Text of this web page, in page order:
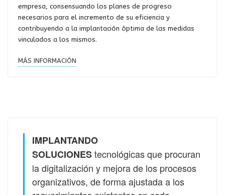
empresa, consensuando los planes de progreso
necesarios para el incremento de su eficiencia y
contribuyendo a la implantación óptima de las medidas
vinculados a los mismos.
MÁS INFORMACIÓN
IMPLANTANDO
SOLUCIONEStecnológicas que procuran
la digitalización y mejora de los procesos
organizativos, de forma ajustada a los